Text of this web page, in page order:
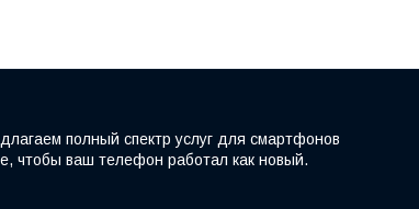
полный спектр услуг для смартфонов
чтобы ваш телефон работал как новый.